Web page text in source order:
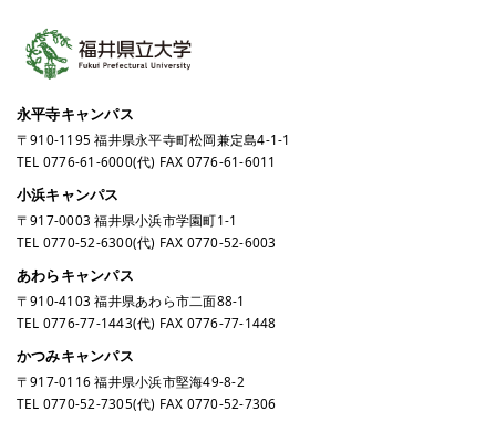
永平寺キャンパス
〒910-1195 福井県永平寺町松岡兼定島4-1-1
TEL 0776-61-6000(代) FAX 0776-61-6011
小浜キャンパス
〒917-0003 福井県小浜市学園町1-1
TEL 0770-52-6300(代) FAX 0770-52-6003
あわらキャンパス
〒910-4103 福井県あわら市二面88-1
TEL 0776-77-1443(代) FAX 0776-77-1448
かつみキャンパス
〒917-0116 福井県小浜市堅海49-8-2
TEL 0770-52-7305(代) FAX 0770-52-7306